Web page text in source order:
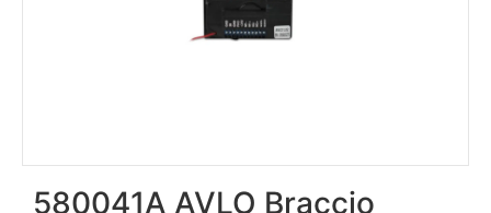
580041A AVLO Braccio